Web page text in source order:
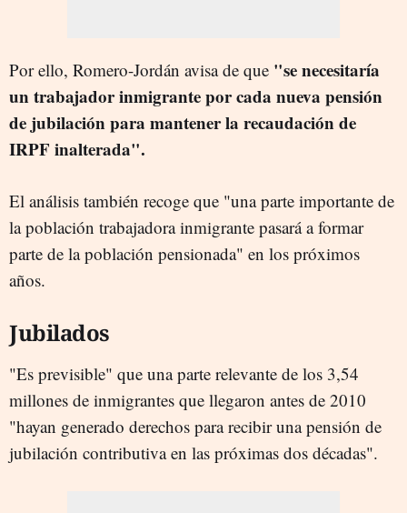
Por ello, Romero-Jordán avisa de que "se necesitaría
un trabajador inmigrante por cada nueva pensión
de jubilación para mantener la recaudación de
IRPF inalterada".
El análisis también recoge que "una parte importante de
la población trabajadora inmigrante pasará a formar
parte de la población pensionada" en los próximos
años.
Jubilados
"Es previsible" que una parte relevante de los 3,54
millones de inmigrantes que llegaron antes de 2010
"hayan generado derechos para recibir una pensión de
jubilación contributiva en las próximas dos décadas".